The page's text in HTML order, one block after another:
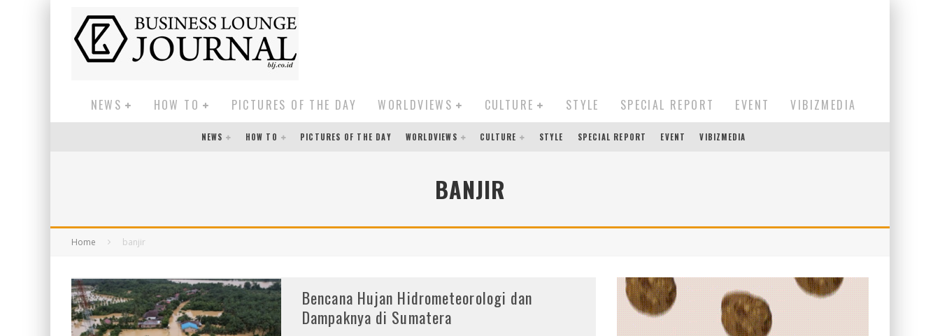
NEWS HOW TO PICTURES OF THE DAY WORLDVIEWS CULTURE STYLE SPECIAL REPORT EVENT VIBIZMEDIA
NEWS HOW TO PICTURES OF THE DAY WORLDVIEWS CULTURE STYLE SPECIAL REPORT EVENT VIBIZMEDIA
BANJIR
Home banjir
Bencana Hujan Hidrometeorologi dan
Dampaknya di Sumatera